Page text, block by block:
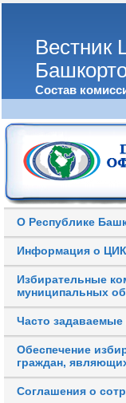
Вестник
Состав
О Республике
Информация о
Избирательные
муниципальных
Часто
Обеспечение
граждан,
Соглашения о